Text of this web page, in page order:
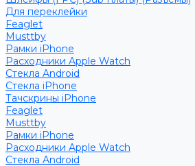
Для переклейки
Feaglet
Musttby
Рамки iPhone
Расходники Apple Watch
Стекла Android
Стекла iPhone
Тачскрины iPhone
Feaglet
Musttby
Рамки iPhone
Расходники Apple Watch
Стекла Android